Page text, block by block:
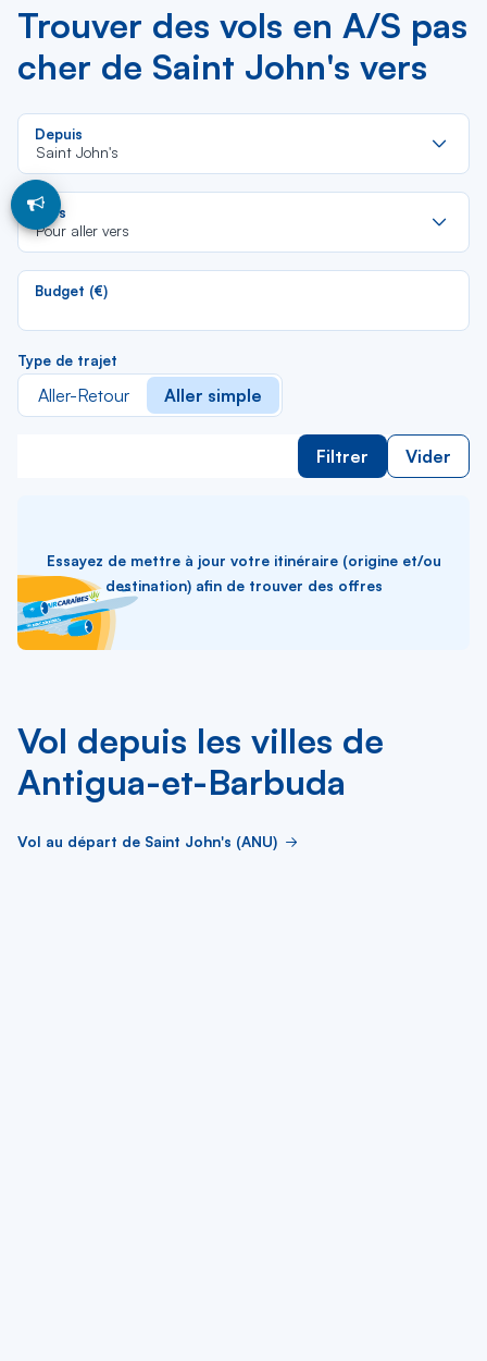
Trouver des vols en A/S pas
cher de Saint John's vers
Depuis
Saint John's
Vers
Pour aller vers
Budget (€)
Type de trajet
Aller-Retour Aller simple
Filtrer Vider
Essayez de mettre à jour votre itinéraire (origine et/ou
destination) afin de trouver des offres
Vol depuis les villes de
Antigua-et-Barbuda
Vol au départ de Saint John's (ANU)